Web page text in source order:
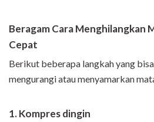
Beragam Cara Menghilangkan
Cepat
Berikut beberapa langkah yang
mengurangi atau menyamarkan
1. Kompres dingin